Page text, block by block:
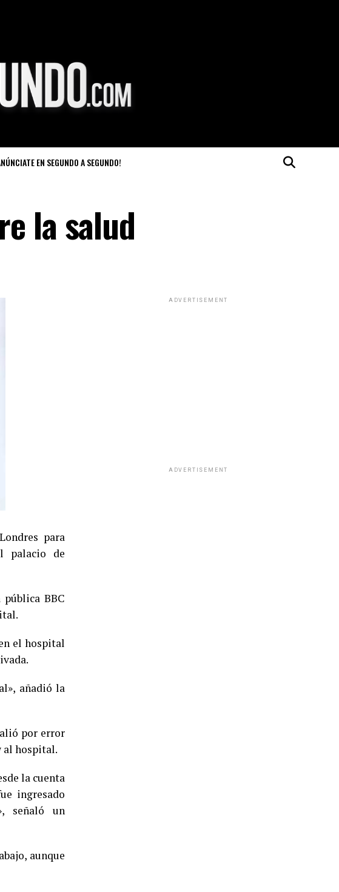
EN SEGUNDO A SEGUNDO!
la salud
para
palacio de
BBC
el hospital
añadió la
por error
al hospital.
la cuenta
ingresado
señaló un
aunque
ADVERTISEMENT
ADVERTISEMENT